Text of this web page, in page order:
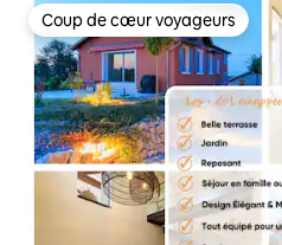
Coup de cœur voyageurs
Coup de cœur voyageurs